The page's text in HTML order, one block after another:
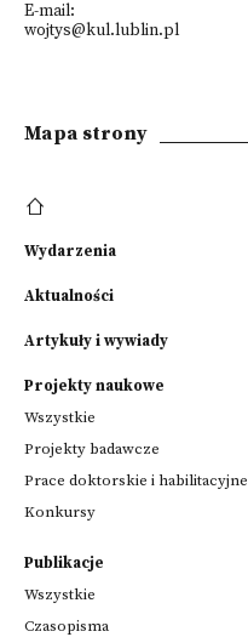
E-mail:
wojtys@kul.lublin.pl
Mapa strony
Wydarzenia
Aktualności
Artykuły i wywiady
Projekty naukowe
Wszystkie
Projekty badawcze
Prace doktorskie i habilitacyjne
Konkursy
Publikacje
Wszystkie
Czasopisma